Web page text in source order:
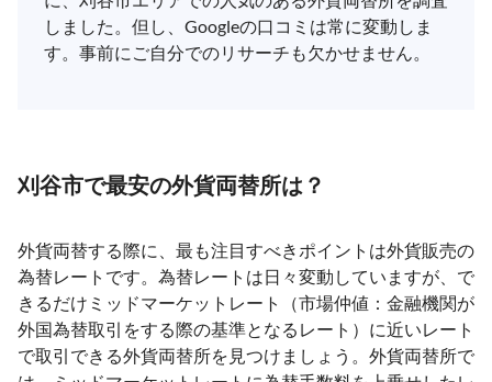
しました。但し、Googleの口コミは常に変動しま
す。事前にご自分でのリサーチも欠かせません。
刈谷市で最安の外貨両替所は？
外貨両替する際に、最も注目すべきポイントは外貨販売の
為替レートです。為替レートは日々変動していますが、で
きるだけミッドマーケットレート（市場仲値：金融機関が
外国為替取引をする際の基準となるレート）に近いレート
で取引できる外貨両替所を見つけましょう。外貨両替所で